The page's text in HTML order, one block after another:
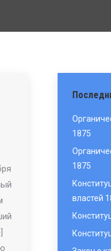
1875
1875
властей